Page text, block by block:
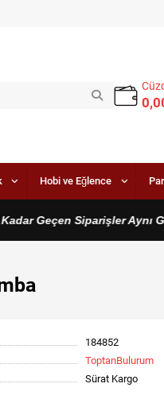
Hobi ve Eğlence
Geçen Siparişler Aynı Gün
184852
ToptanBulurum
Sürat Kargo